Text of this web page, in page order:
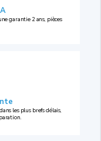
garantie 2 ans, pièces
les plus brefs délais,